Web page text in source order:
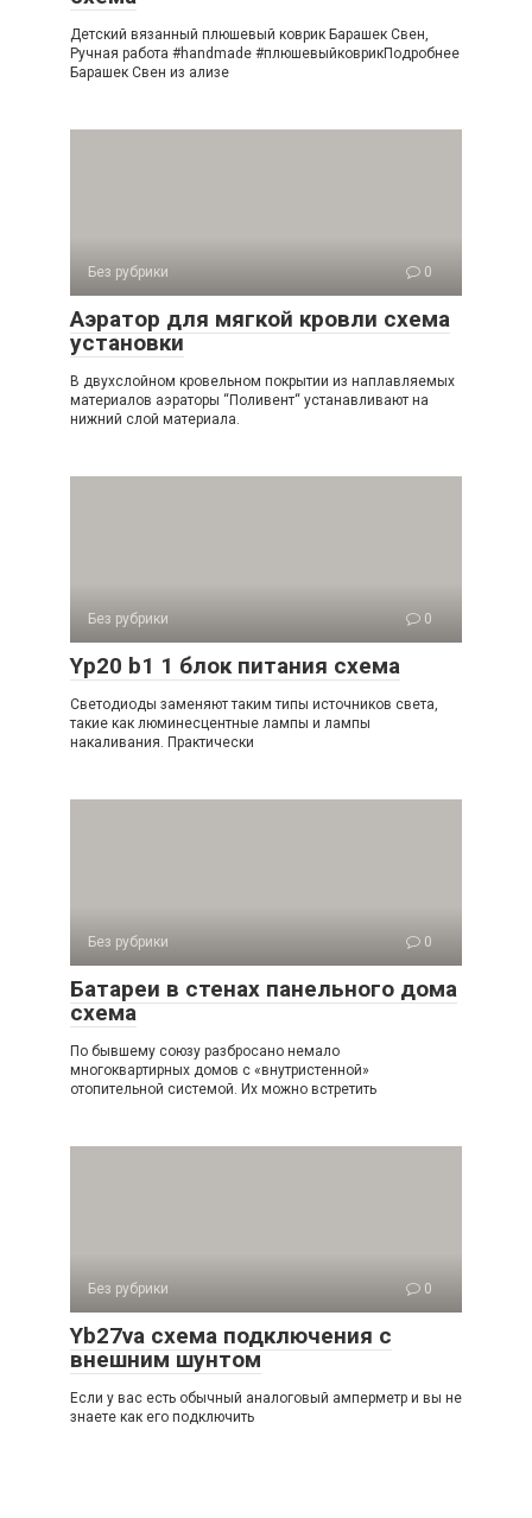
Детский вязанный плюшевый коврик Барашек Свен,
Ручная работа #handmade #плюшевыйковрикПодробнее
Барашек Свен из ализе
Без рубрики 0
Аэратор для мягкой кровли схема
установки
В двухслойном кровельном покрытии из наплавляемых
материалов аэраторы “Поливент“ устанавливают на
нижний слой материала.
Без рубрики 0
Yp20 b1 1 блок питания схема
Светодиоды заменяют таким типы источников света,
такие как люминесцентные лампы и лампы
накаливания. Практически
Без рубрики 0
Батареи в стенах панельного дома
схема
По бывшему союзу разбросано немало
многоквартирных домов с «внутристенной»
отопительной системой. Их можно встретить
Без рубрики 0
Yb27va схема подключения с
внешним шунтом
Если у вас есть обычный аналоговый амперметр и вы не
знаете как его подключить